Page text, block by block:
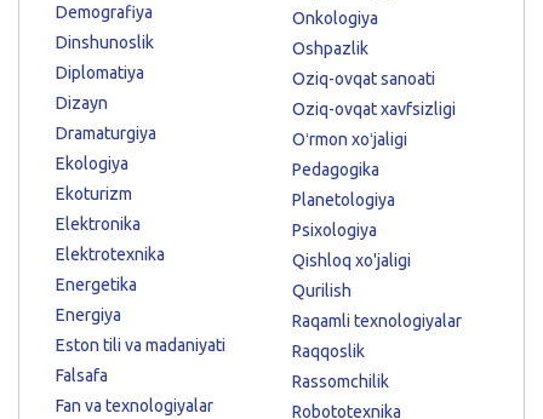
Demografiya
Dinshunoslik
Diplomatiya
Dizayn
Dramaturgiya
Ekologiya
Ekoturizm
Elektronika
Elektrotexnika
Energetika
Energiya
Eston tili va madaniyati
Falsafa
Fan va texnologiyalar
Onkologiya
Oshpazlik
Oziq-ovqat sanoati
Oziq-ovqat xavfsizligi
Oʻrmon xoʻjaligi
Pedagogika
Planetologiya
Psixologiya
Qishloq xo'jaligi
Qurilish
Raqamli texnologiyalar
Raqqoslik
Rassomchilik
Robototexnika